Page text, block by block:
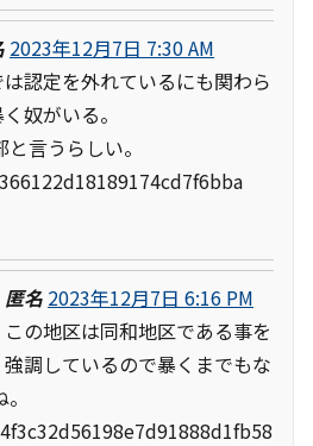
2023年12月7日 7:30 AM
認定を外れているにも関わら
奴がいる。
言うらしい。
匿名 2023年12月7日 6:16 PM
この地区は同和地区である事を
強調しているので暴くまでもな